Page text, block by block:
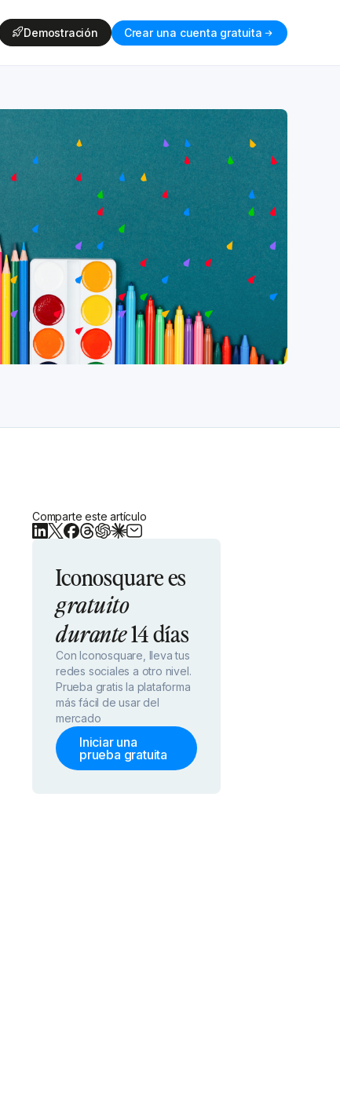
Demostración Crear una cuenta gratuita
Comparte este artículo
Iconosquare es
gratuito
durante14 días
Con Iconosquare, lleva tus
redes sociales a otro nivel.
Prueba gratis la plataforma
más fácil de usar del
mercado
Iniciar una
prueba gratuita